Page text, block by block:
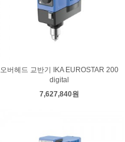
오버헤드 교반기 IKA EUROSTAR 200
digital
7,627,840원